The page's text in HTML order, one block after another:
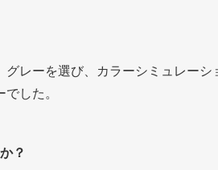
レーを選び、カラーシミュレーシ
した。
？